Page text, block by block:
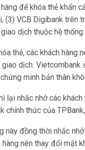
để khóa thẻ khẩn
(3) VCB Digibank trên
dịch thuộc hệ
thẻ, các khách hàng
dịch. Vietcombank
minh bản thân
lại nhắc nhở các
chính thức của
này đồng thời nhắc
hàng nên thay đổi mật